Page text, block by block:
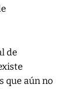
de
que aún no